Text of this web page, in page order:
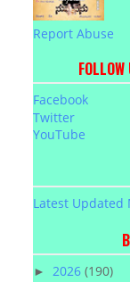
Report Abuse
Facebook
Twitter
YouTube
Latest Updated
► 2026 (190)